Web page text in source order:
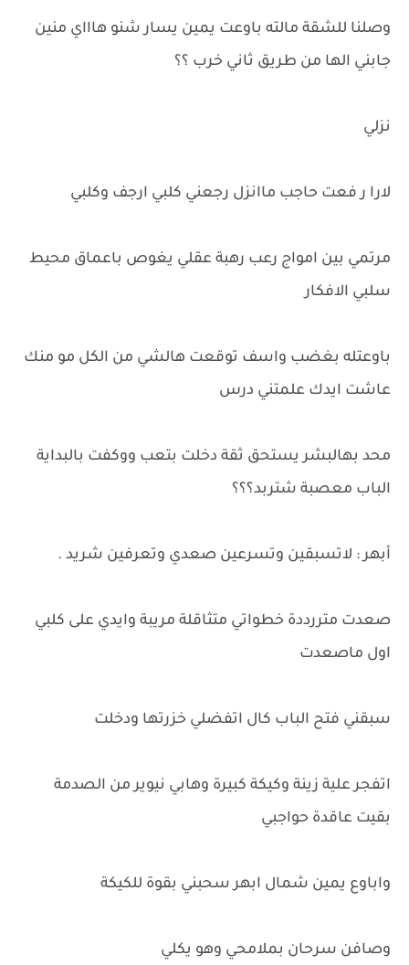
وصلنا للشقة مالته باوعت يمين يسار شنو هاااي منين
جابني الها من طريق ثاني خرب ؟؟
نزلي
لارا ر فعت حاجب ماانزل رجعني كلبي ارجف وكلبي
مرتمي بين امواج رعب رهبة عقلي يغوص باعماق محيط
سلبي الافكار
باوعتله بغضب واسف توقعت هالشي من الكل مو منك
عاشت ايدك علمتني درس
محد بهالبشر يستحق ثقة دخلت بتعب ووكفت بالبداية
الباب معصبة شتربد؟؟؟
أبهر : لاتسبقين وتسرعين صعدي وتعرفين شريد .
صعدت متررددة خطواتي متثاقلة مريبة وايدي على كلبي
اول ماصعدت
سبقني فتح الباب كال اتفضلي خزرتها ودخلت
اتفجر علية زينة وكيكة كبيرة وهابي نيوير من الصدمة
بقيت عاقدة حواجبي
واباوع يمين شمال ابهر سحبني بقوة للكيكة
وصافن سرحان بملامحي وهو يكلي